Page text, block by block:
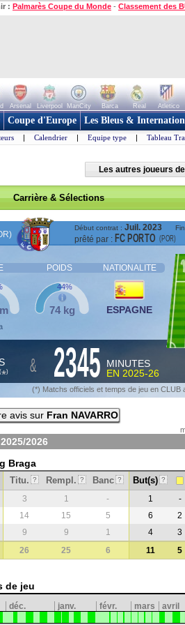
: Palmarès Coupe du Monde - Classement des
Arsenal Liverpool ManCity Barca Real Atletico
Coupe d'Europe Les Bleus &
| Calendrier | Equipe type | Tableau
Les autres joueurs
Carrière & Sélections
Début contrat : Juil. 2023
prêté par : FC PORTO (POR)
POIDS NATIONALITE
74 kg
44%
ESPAGNE
(*) & 2345 MINUTES
EN 2025-26
(*) Matchs officiels et temps de jeu en CLUB
avis sur Fran NAVARRO
2025/2026
Braga
Titu. ? Rempl. ? Banc ? But(s) ?
3 1 - 1 -
14 15 5 6 2
9 9 1 4 3
26 25 6 11 5
de jeu
déc. janv. févr. mars avril